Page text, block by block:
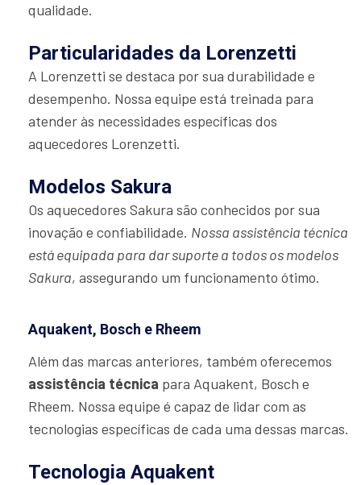
qualidade.
Particularidades da Lorenzetti
A Lorenzetti se destaca por sua durabilidade e
desempenho. Nossa equipe está treinada para
atender às necessidades específicas dos
aquecedores Lorenzetti.
Modelos Sakura
Os aquecedores Sakura são conhecidos por sua
inovação e confiabilidade. Nossa assistência técnica
está equipada para dar suporte a todos os modelos
Sakura, assegurando um funcionamento ótimo.
Aquakent, Bosch e Rheem
Além das marcas anteriores, também oferecemos
assistência técnica para Aquakent, Bosch e
Rheem. Nossa equipe é capaz de lidar com as
tecnologias específicas de cada uma dessas marcas.
Tecnologia Aquakent